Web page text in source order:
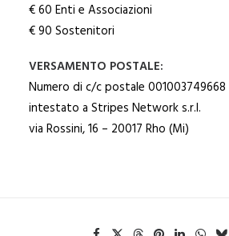
€ 60 Enti e Associazioni
€ 90 Sostenitori
VERSAMENTO POSTALE:
Numero di c/c postale 001003749668
intestato a Stripes Network s.r.l.
via Rossini, 16 – 20017 Rho (Mi)